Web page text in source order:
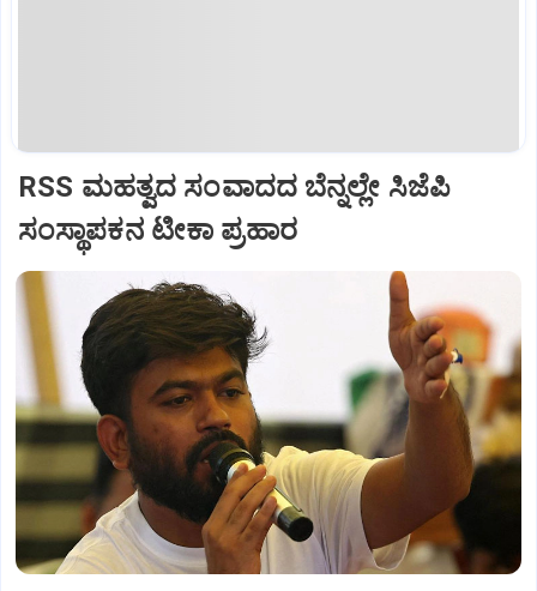
RSS ಮಹತ್ವದ ಸಂವಾದದ ಬೆನ್ನಲ್ಲೇ ಸಿಜೆಪಿ
ಸಂಸ್ಥಾಪಕನ ಟೀಕಾ ಪ್ರಹಾರ